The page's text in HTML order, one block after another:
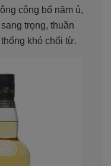
công bố năm ủ,
trọng, thuần
khó chối từ.